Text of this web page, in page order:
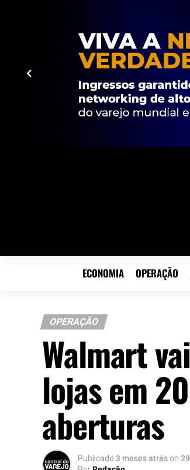
ECONOMIA OPERAÇÃO
OPERAÇÃO
Walmart
lojas em
aberturas
Publicado 3 meses atrás on